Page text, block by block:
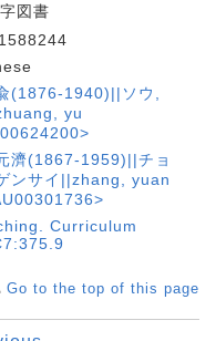
図書
(1876-1940)||ソウ,
yu
濟(1867-1959)||チョ
ンサイ||zhang, yuan
Curriculum
Go to the top of this page